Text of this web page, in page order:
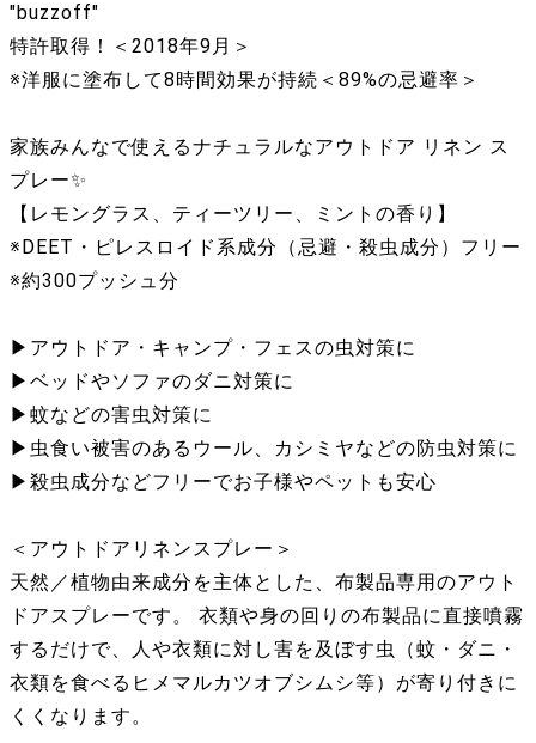
"buzzoff"
特許取得！＜2018年9月＞
※洋服に塗布して8時間効果が持続＜89%の忌避率＞
家族みんなで使えるナチュラルなアウトドア リネン ス
プレー ✨
【レモングラス、ティーツリー、ミントの香り 】
※DEET・ピレスロイド系成分（忌避・殺虫成分）フリー
※約300プッシュ分
▶︎アウトドア・キャンプ・フェスの虫対策に
▶︎ベッドやソファのダニ対策に
▶︎蚊などの害虫対策に
▶︎虫食い被害のあるウール、カシミヤなどの防虫対策に
▶︎殺虫成分などフリーでお子様やペットも安心
＜アウトドアリネンスプレー＞
天然／植物由来成分を主体とした、布製品専用のアウト
ドアスプレーです。 衣類や身の回りの布製品に直接噴霧
するだけで、人や衣類に対し害を及ぼす虫（蚊・ダニ・
衣類を食べるヒメマルカツオブシムシ等）が寄り付きに
くくなります。